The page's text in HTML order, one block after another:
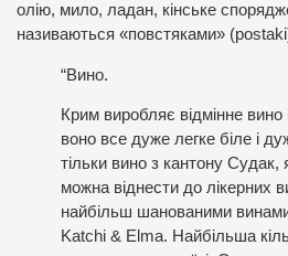
олію, мило, ладан, кінське
називаються «повстяками»
“Вино.
Крим виробляє відмінне вино
воно все дуже легке біле і
тільки вино з кантону Судак,
можна віднести до лікерних
найбільш шанованими
Katchi & Elma. Найбільша